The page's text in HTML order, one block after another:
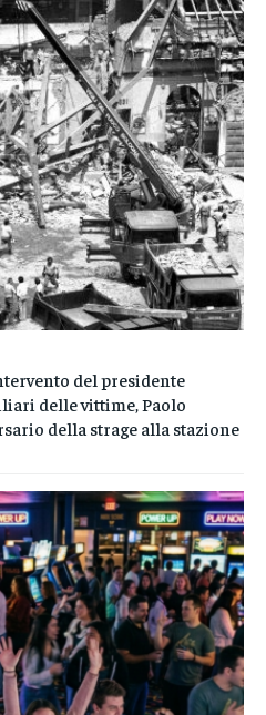
del presidente
delle vittime, Paolo
della strage alla stazione